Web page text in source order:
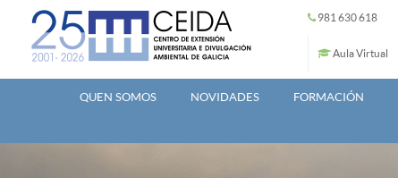
Ir o contido principal 981 630 618
Aula Virtual
QUEN SOMOS NOVIDADES FORMACIÓN